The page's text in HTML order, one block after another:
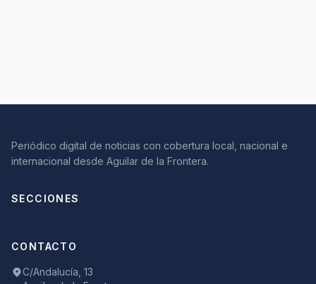
Periódico digital de noticias con cobertura local, nacional e
internacional desde Aguilar de la Frontera.
SECCIONES
CONTACTO
C/Andalucía, 13